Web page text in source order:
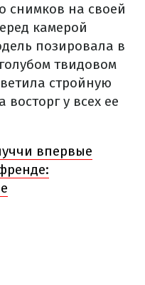
снимков на своей
камерой
позировала в
твидовом
стройную
у всех ее
впервые